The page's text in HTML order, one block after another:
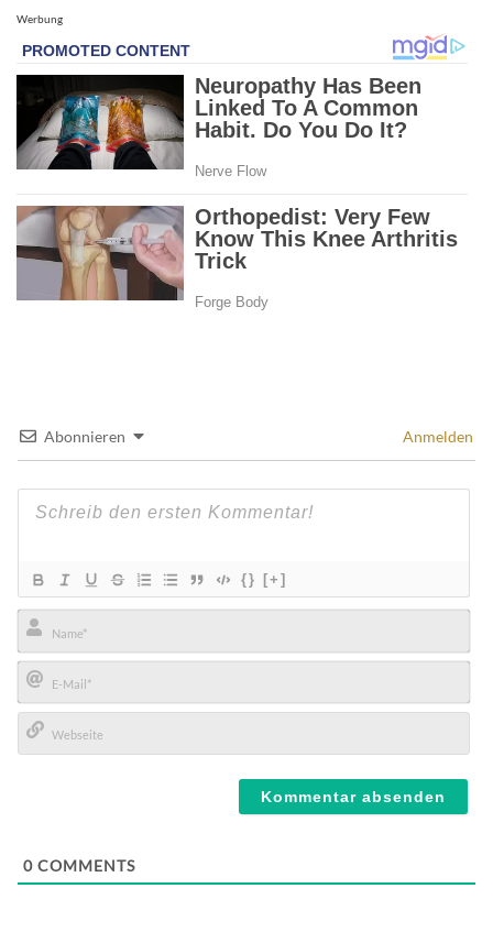
Werbung
Abonnieren Anmelden
{} [+]
Name*
E-
Mail*
0 COMMENTS